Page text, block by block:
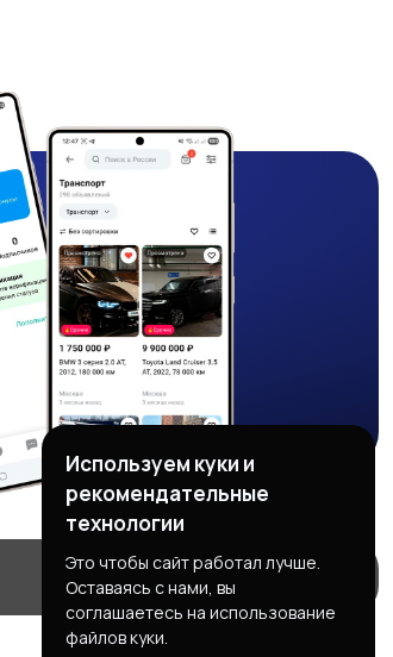
Используем куки и
рекомендательные
технологии
Это чтобы сайт работал лучше.
Оставаясь с нами, вы
соглашаетесь на использование
файлов куки.